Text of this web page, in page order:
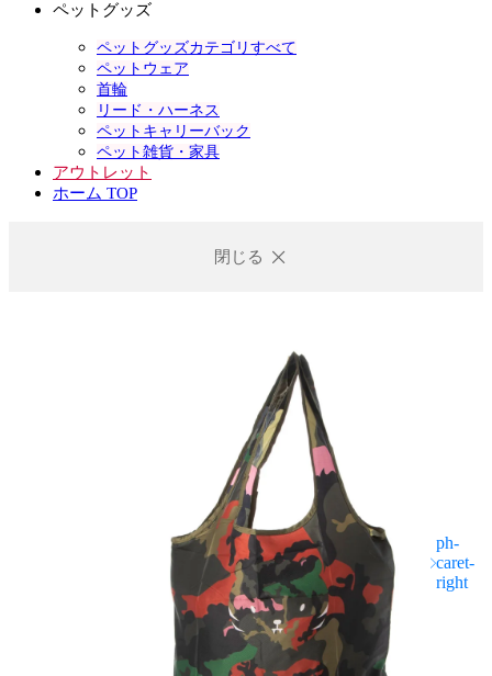
ペットグッズ
ペットグッズカテゴリすべて
ペットウェア
首輪
リード・ハーネス
ペットキャリーバック
ペット雑貨・家具
アウトレット
ホーム TOP
閉じる